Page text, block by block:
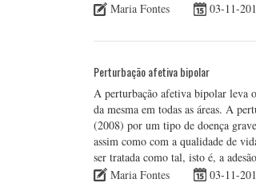
Maria Fontes
03-11-
Perturbação afetiva bipolar
A perturbação afetiva bipolar leva
da mesma em todas as áreas. A
(2008) por um tipo de doença
assim como com a qualidade de
ser tratada como tal, isto é, a
Maria Fontes
03-11-